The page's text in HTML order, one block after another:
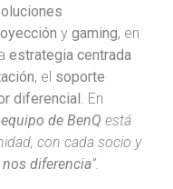
y gaming, en
estrategia centrada
, el soporte
diferencial. En
equipo de BenQ está
con cada socio y
nos diferencia”.